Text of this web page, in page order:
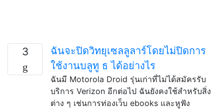
3
ฉันจะปิดวิทยุเซลลูลาร์โดยไม่ปิดการ
ใช้งานบลูทู ธ ได้อย่างไร
ฉันมี Motorola Droid รุ่นเก่าที่ไม่ได้สมัครรับ
บริการ Verizon อีกต่อไป ฉันยังคงใช้สำหรับสิ่ง
ต่าง ๆ เช่นการท่องเว็บ ebooks และหูฟัง